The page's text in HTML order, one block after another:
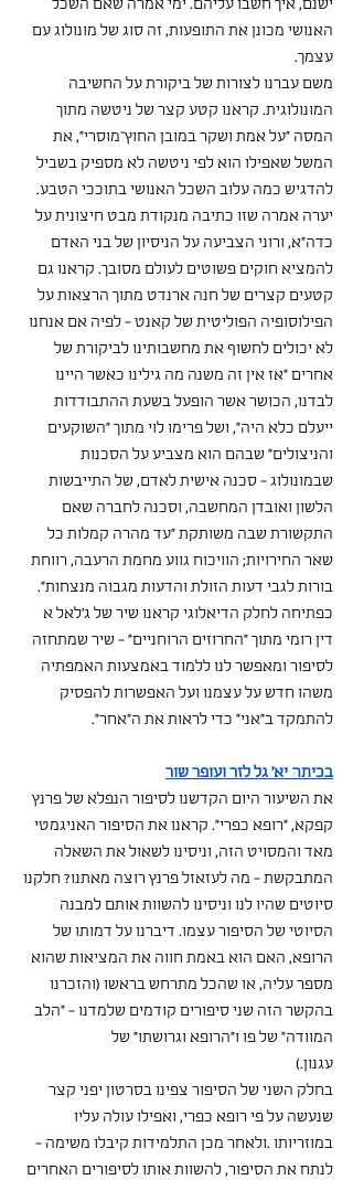
ישנם, איך חשבו עליהם. ימי אמרה שאם השכל
האנושי מכונן את התופעות, זה סוג של מונולוג עם
עצמך.
משם עברנו לצורות של ביקורת על החשיבה
המונולוגית. קראנו קטע קצר של ניטשה מתוך
המסה "על אמת ושקר במובן החוץ־מוסרי", את
המשל שאפילו הוא לפי ניטשה לא מספיק בשביל
להדגיש כמה עלוב השכל האנושי בתוככי הטבע.
יערה אמרה שזו כתיבה מנקודת מבט חיצונית על
כדה"א, ורוני הצביעה על הניסיון של בני האדם
להמציא חוקים פשוטים לעולם מסובך. קראנו גם
קטעים קצרים של חנה ארנדט מתוך הרצאות על
הפילוסופיה הפוליטית של קאנט - לפיה אם אנחנו
לא יכולים לחשוף את מחשבותינו לביקורת של
אחרים "אז אין זה משנה מה גילינו כאשר היינו
לבדנו, הכושר אשר הופעל בשעת ההתבודדות
ייעלם כלא היה", ושל פרימו לוי מתוך "השוקעים
והניצולים" שבהם הוא מצביע על הסכנות
שבמונולוג - סכנה אישית לאדם, של התייבשות
הלשון ואובדן המחשבה, וסכנה לחברה שאם
התקשורת שבה משותקת "עד מהרה קמלות כל
שאר החירויות; הוויכוח גווע מחמת הרעבה, רווחת
בורות לגבי דעות הזולת והדעות מגבוה מנצחות".
כפתיחה לחלק הדיאלוגי קראנו שיר של ג'לאל א
דין רומי מתוך "החרוזים הרוחניים" - שיר שמתחזה
לסיפור ומאפשר לנו ללמוד באמצעות האמפתיה
משהו חדש על עצמנו ועל האפשרות להפסיק
להתמקד ב"אני" כדי לראות את ה"אחר".
בכיתה יא' גל לזר ועופר שור
את השיעור היום הקדשנו לסיפור הנפלא של פרנץ
קפקא, "רופא כפרי". קראנו את הסיפור האניגמטי
מאד והמסויט הזה, וניסינו לשאול את השאלה
המתבקשת - מה לעזאזל פרנץ רוצה מאתנו? חלקנו
סיוטים שהיו לנו וניסינו להשוות אותם למבנה
הסיוטי של הסיפור עצמו. דיברנו על דמותו של
הרופא, האם הוא באמת חווה את המציאות שהוא
מספר עליה, או שהכל מתרחש בראשו (והזכרנו
בהקשר הזה שני סיפורים קודמים שלמדנו - "הלב
המוודה" של פו ו"הרופא וגרושתו" של
עגנון.)
בחלק השני של הסיפור צפינו בסרטון יפני קצר
שנעשה על פי רופא כפרי, ואפילו עולה עליו
במוזריותו .ולאחר מכן התלמידות קיבלו משימה -
לנתח את הסיפור, להשוות אותו לסיפורים האחרים